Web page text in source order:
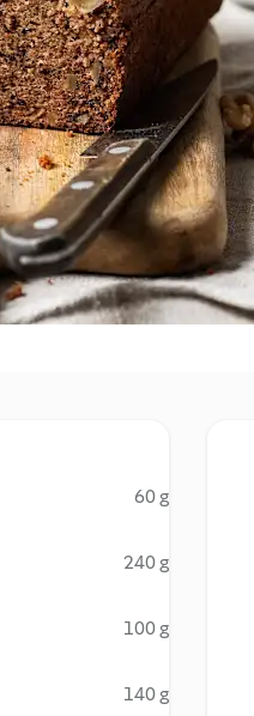
60 g
240 g
100 g
140 g